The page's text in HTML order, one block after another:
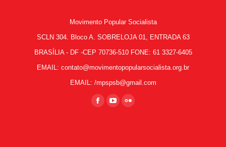
Movimento Popular Socialista
SCLN 304. Bloco A. SOBRELOJA 01, ENTRADA 63
BRASÍLIA - DF -CEP 70736-510 FONE: 61 3327-6405
EMAIL: contato@movimentopopularsocialista.org.br
EMAIL: /mpspsb@gmail.com
Facebook
YouTubeFlickr